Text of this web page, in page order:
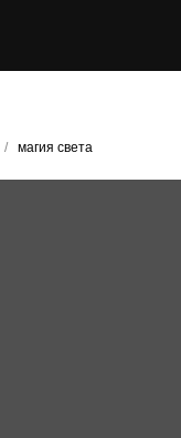
/ магия света